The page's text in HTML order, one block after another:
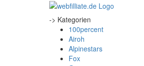
-> Kategorien
100percent
Airoh
Alpinestars
Fox